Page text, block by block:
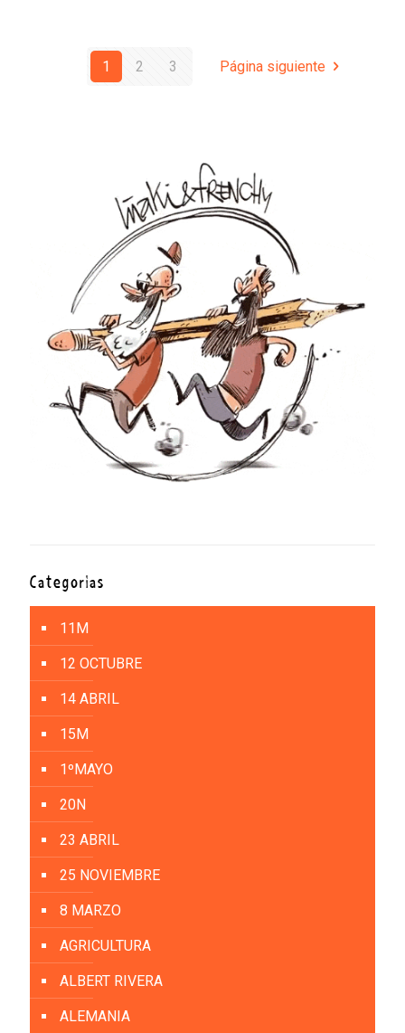
1 2 3 Página siguiente
Categorías
11M
12 OCTUBRE
14 ABRIL
15M
1ºMAYO
20N
23 ABRIL
25 NOVIEMBRE
8 MARZO
AGRICULTURA
ALBERT RIVERA
ALEMANIA